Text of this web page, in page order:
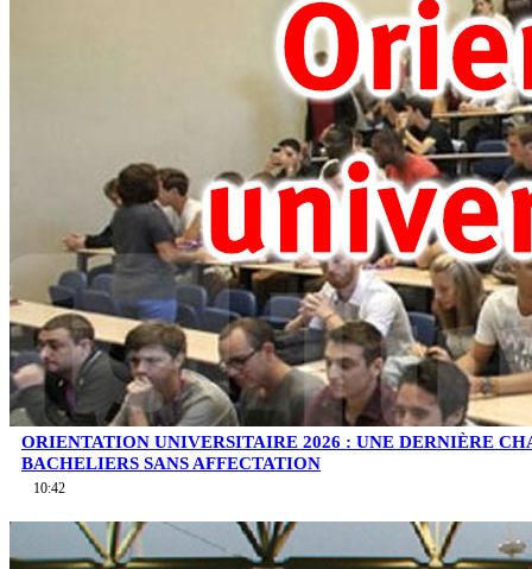
ORIENTATION UNIVERSITAIRE 2026 : UNE DERNIÈRE
BACHELIERS SANS AFFECTATION
10:42